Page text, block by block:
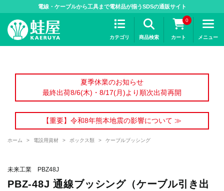
電線・ケーブルから工具まで電材品が揃うSDSの通販サイト
カテゴリ 商品検索
0
カート メニュー
夏季休業のお知らせ
最終出荷8/6(木)・8/17(月)より順次出荷再開
【重要】令和8年熊本地震の影響について ≫
ホーム > 電設用資材 > ボックス類 > ケーブルブッシング
未来工業 PBZ48J
PBZ-48J 通線ブッシング（ケーブル引き出